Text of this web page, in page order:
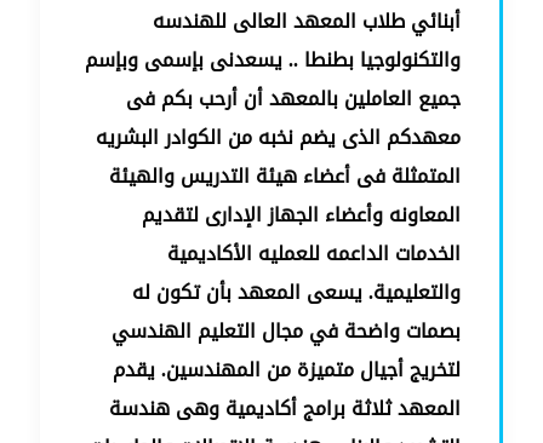
أبنائي طلاب المعهد العالى للهندسه
والتكنولوجيا بطنطا .. يسعدنى بإسمى وبإسم
جميع العاملين بالمعهد أن أرحب بكم فى
معهدكم الذى يضم نخبه من الكوادر البشريه
المتمثلة فى أعضاء هيئة التدريس والهيئة
المعاونه وأعضاء الجهاز الإدارى لتقديم
الخدمات الداعمه للعمليه الأكاديمية
والتعليمية. يسعى المعهد بأن تكون له
بصمات واضحة في مجال التعليم الهندسي
لتخريج أجيال متميزة من المهندسين. يقدم
المعهد ثلاثة برامج أكاديمية وهى هندسة